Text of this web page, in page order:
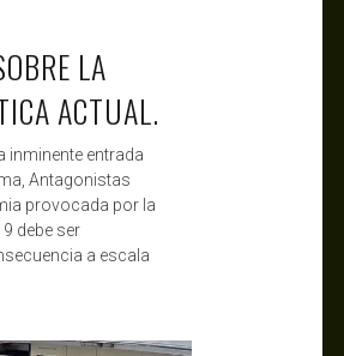
LA
ACTUAL.
inminente entrada
Antagonistas
provocada por la
debe ser
a escala